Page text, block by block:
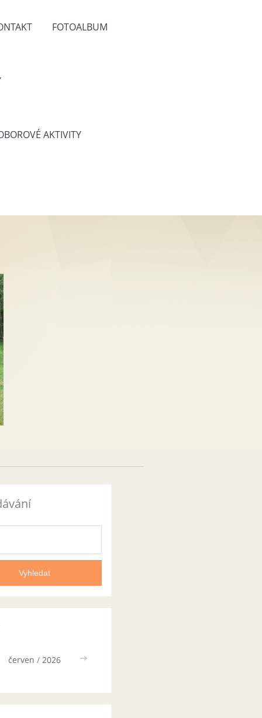
FOTOALBUM
AKTIVITY
červen / 2026 >>